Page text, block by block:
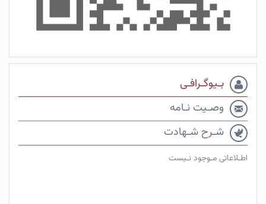
بـیوگـرافـی
وصـیت نـامه
شـرح شـهادت
اطـلاعاتی مـوجود نـیست